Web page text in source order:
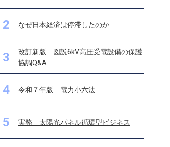
2 なぜ日本経済は停滞したのか
3
改訂新版 図説6kV高圧受電設備の保護
協調Q&A
4 令和７年版 電力小六法
5 実務 太陽光パネル循環型ビジネス